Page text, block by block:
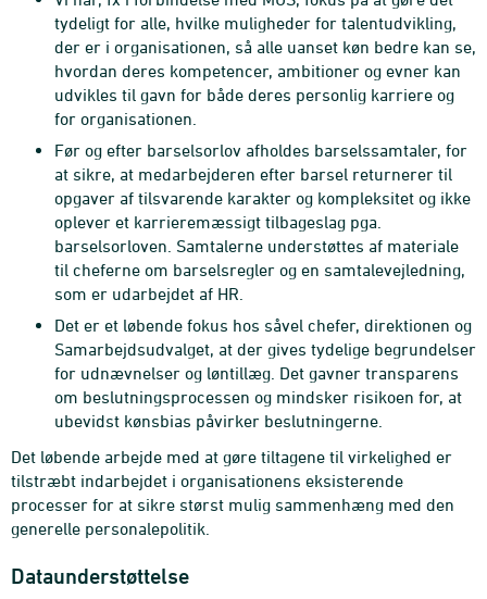
tydeligt for alle, hvilke muligheder for talentudvikling,
der er i organisationen, så alle uanset køn bedre kan se,
hvordan deres kompetencer, ambitioner og evner kan
udvikles til gavn for både deres personlig karriere og
for organisationen.
Før og efter barselsorlov afholdes barselssamtaler, for
at sikre, at medarbejderen efter barsel returnerer til
opgaver af tilsvarende karakter og kompleksitet og ikke
oplever et karrieremæssigt tilbageslag pga.
barselsorloven. Samtalerne understøttes af materiale
til cheferne om barselsregler og en samtalevejledning,
som er udarbejdet af HR.
Det er et løbende fokus hos såvel chefer, direktionen og
Samarbejdsudvalget, at der gives tydelige begrundelser
for udnævnelser og løntillæg. Det gavner transparens
om beslutningsprocessen og mindsker risikoen for, at
ubevidst kønsbias påvirker beslutningerne.
Det løbende arbejde med at gøre tiltagene til virkelighed er
tilstræbt indarbejdet i organisationens eksisterende
processer for at sikre størst mulig sammenhæng med den
generelle personalepolitik.
Dataunderstøttelse